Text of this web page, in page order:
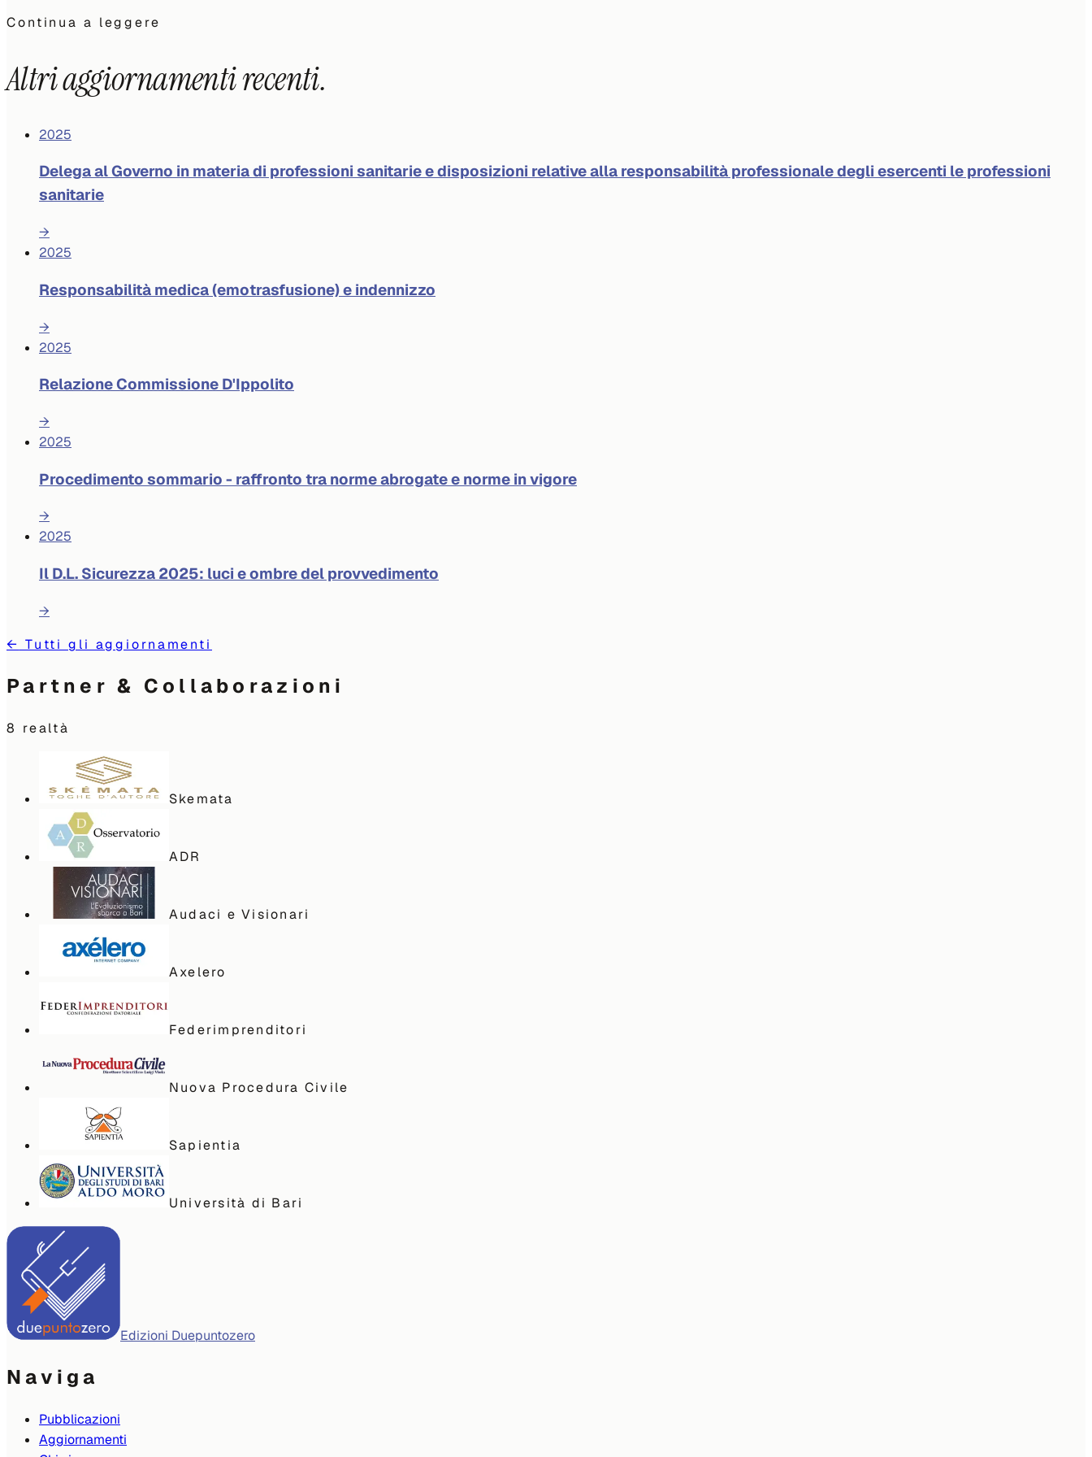
Continua a leggere
Altri aggiornamenti recenti.
2025
Delega al Governo in materia di professioni sanitarie e disposizioni relative alla responsabilità professionale degli esercenti le professioni
sanitarie
→
2025
Responsabilità medica (emotrasfusione) e indennizzo
→
2025
Relazione Commissione D'Ippolito
→
2025
Procedimento sommario - raffronto tra norme abrogate e norme in vigore
→
2025
Il D.L. Sicurezza 2025: luci e ombre del provvedimento
→
← Tutti gli aggiornamenti
Partner & Collaborazioni
8 realtà
Skemata
ADR
Audaci e Visionari
Axelero
Federimprenditori
Nuova Procedura Civile
Sapientia
Università di Bari
Edizioni Duepuntozero
Naviga
Pubblicazioni
Aggiornamenti